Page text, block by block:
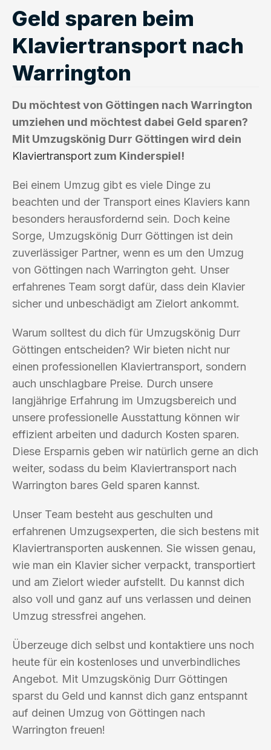
Geld sparen beim
Klaviertransport nach
Warrington
Du möchtest von Göttingen nach Warrington
umziehen und möchtest dabei Geld sparen?
Mit Umzugskönig Durr Göttingen wird dein
Klaviertransport zum Kinderspiel!
Bei einem Umzug gibt es viele Dinge zu
beachten und der Transport eines Klaviers kann
besonders herausfordernd sein. Doch keine
Sorge, Umzugskönig Durr Göttingen ist dein
zuverlässiger Partner, wenn es um den Umzug
von Göttingen nach Warrington geht. Unser
erfahrenes Team sorgt dafür, dass dein Klavier
sicher und unbeschädigt am Zielort ankommt.
Warum solltest du dich für Umzugskönig Durr
Göttingen entscheiden? Wir bieten nicht nur
einen professionellen Klaviertransport, sondern
auch unschlagbare Preise. Durch unsere
langjährige Erfahrung im Umzugsbereich und
unsere professionelle Ausstattung können wir
effizient arbeiten und dadurch Kosten sparen.
Diese Ersparnis geben wir natürlich gerne an dich
weiter, sodass du beim Klaviertransport nach
Warrington bares Geld sparen kannst.
Unser Team besteht aus geschulten und
erfahrenen Umzugsexperten, die sich bestens mit
Klaviertransporten auskennen. Sie wissen genau,
wie man ein Klavier sicher verpackt, transportiert
und am Zielort wieder aufstellt. Du kannst dich
also voll und ganz auf uns verlassen und deinen
Umzug stressfrei angehen.
Überzeuge dich selbst und kontaktiere uns noch
heute für ein kostenloses und unverbindliches
Angebot. Mit Umzugskönig Durr Göttingen
sparst du Geld und kannst dich ganz entspannt
auf deinen Umzug von Göttingen nach
Warrington freuen!